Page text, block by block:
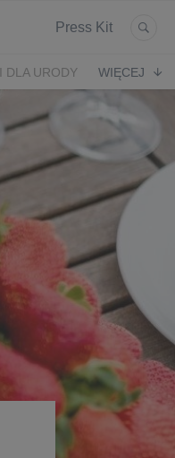
Press Kit
DLA URODY
2023
WIĘCEJ